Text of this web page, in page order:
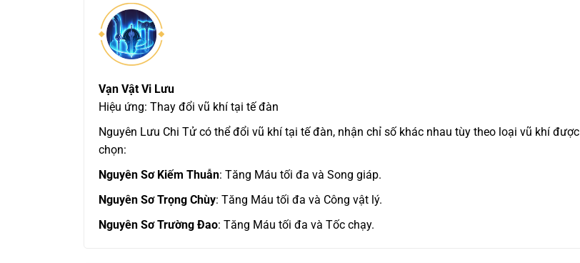
Vạn Vật Vi Lưu
Hiệu ứng: Thay đổi vũ khí tại tế đàn
Nguyên Lưu Chi Tử có thể đổi vũ khí tại tế đàn, nhận chỉ số khác nhau tùy theo loại vũ khí được
chọn:
Nguyên Sơ Kiếm Thuẫn: Tăng Máu tối đa và Song giáp.
Nguyên Sơ Trọng Chùy: Tăng Máu tối đa và Công vật lý.
Nguyên Sơ Trường Đao: Tăng Máu tối đa và Tốc chạy.